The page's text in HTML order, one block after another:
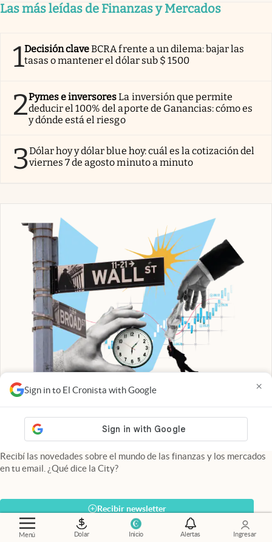
Menú Dolar Inicio Alertas Ingresar
Sign in to El Cronista with Google ×
Las más leídas de Finanzas y Mercados
1Decisión claveBCRA frente a un dilema: bajar las
tasas o mantener el dólar sub $ 1500
2Pymes e inversoresLa inversión que permite
deducir el 100% del aporte de Ganancias: cómo es
y dónde está el riesgo
3Dólar hoy y dólar blue hoy: cuál es la cotización del
viernes 7 de agosto minuto a minuto
La cityabre en nueva pestaña
Todos los jueves
Recibí las novedades sobre el mundo de las finanzas y los mercados
en tu email. ¿Qué dice la City?
Recibir newsletter